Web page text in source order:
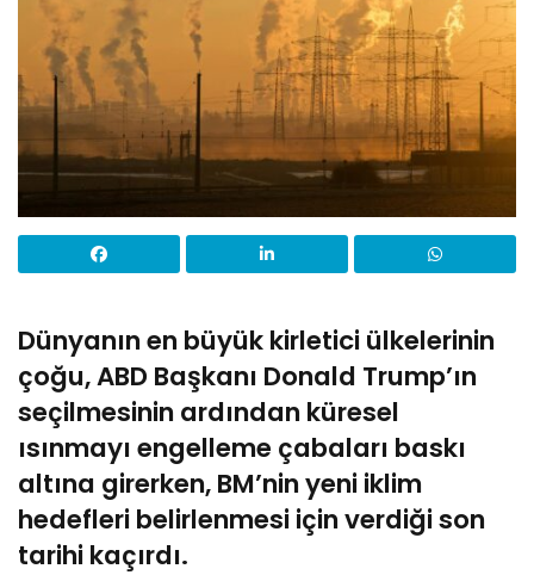
Dünyanın en büyük kirletici ülkelerinin
çoğu, ABD Başkanı Donald Trump’ın
seçilmesinin ardından küresel
ısınmayı engelleme çabaları baskı
altına girerken, BM’nin yeni iklim
hedefleri belirlenmesi için verdiği son
tarihi kaçırdı.